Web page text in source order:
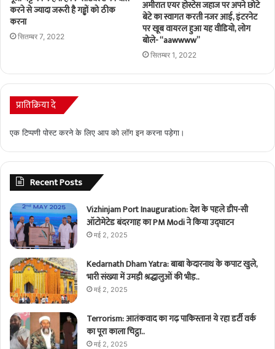
करने से ज्यादा जरूरी है गड्ढों को ठीक
करना
सितम्बर 7, 2022
अमीरात एयर होस्टेस जहाज पर अपने छोटे
बेटे का स्वागत करती नजर आई, इंटरनेट
पर खूब वायरल हुआ यह वीडियो, लोग
बोले- “aawwww”
सितम्बर 1, 2022
प्रातिक्रिया दे
एक टिप्पणी पोस्ट करने के लिए आप कोलॉग इनकरना पड़ेगा।
Recent Posts
Vizhinjam Port Inauguration: देश के पहले डीप-सी
ऑटोमेटेड बंदरगाह का PM Modi ने किया उद्घाटन
मई 2, 2025
Kedarnath Dham Yatra: बाबा केदारनाथ के कपाट खुले,
भारी संख्या में उमड़ी श्रद्धालुओं की भीड़..
मई 2, 2025
Terrorism: आतंकवाद का गढ़ पाकिस्तान! ये रहा डर्टी वर्क
का पूरा काला चिट्ठा..
मई 2, 2025